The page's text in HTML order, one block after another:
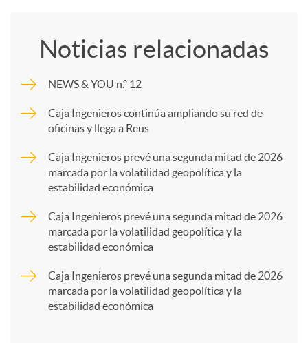
m
p
a
Noticias relacionadas
NEWS & YOU n.º 12
Caja Ingenieros continúa ampliando su red de
oficinas y llega a Reus
Caja Ingenieros prevé una segunda mitad de 2026
marcada por la volatilidad geopolítica y la
estabilidad económica
Caja Ingenieros prevé una segunda mitad de 2026
marcada por la volatilidad geopolítica y la
estabilidad económica
Caja Ingenieros prevé una segunda mitad de 2026
marcada por la volatilidad geopolítica y la
estabilidad económica